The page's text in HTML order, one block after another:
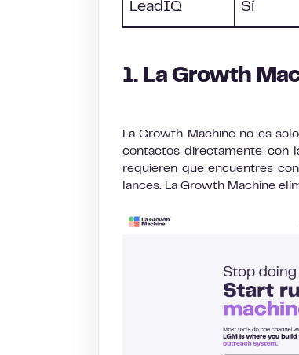
LeadIQ Sí
1. La Growth
La Growth Machine no es
contactos directamente con
requieren que encuentres
lances. La Growth Machine